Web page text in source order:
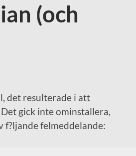
(och
det resulterade i att
gick inte ominstallera,
f?ljande felmeddelande: